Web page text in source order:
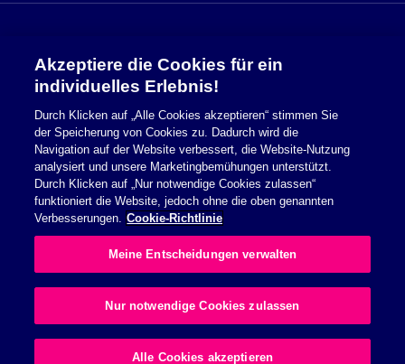
Sicherheitsinformationen
Nutzungsbedingungen
Cookie Richtlinie
Datenschutzerklärung
Impressum
© 2026 Essity Health & Medical. All rights reserved.
Akzeptiere die Cookies für ein
individuelles Erlebnis!
Durch Klicken auf „Alle Cookies akzeptieren“ stimmen Sie
der Speicherung von Cookies zu. Dadurch wird die
Navigation auf der Website verbessert, die Website-Nutzung
analysiert und unsere Marketingbemühungen unterstützt.
Durch Klicken auf „Nur notwendige Cookies zulassen“
funktioniert die Website, jedoch ohne die oben genannten
Verbesserungen. Cookie-Richtlinie
Meine Entscheidungen verwalten
Nur notwendige Cookies zulassen
Alle Cookies akzeptieren